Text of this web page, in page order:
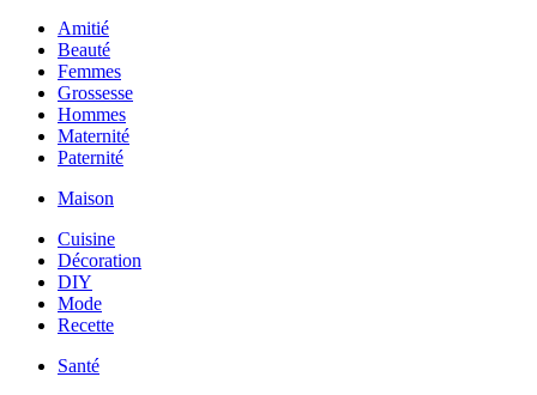
Amitié
Beauté
Femmes
Grossesse
Hommes
Maternité
Paternité
Maison
Cuisine
Décoration
DIY
Mode
Recette
Santé